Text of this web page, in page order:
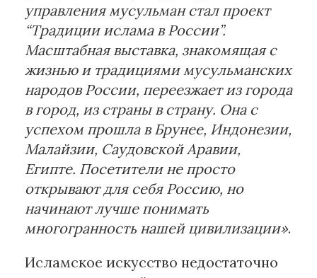
управления мусульман стал проект
“Традиции ислама в России”.
Масштабная выставка, знакомящая с
жизнью и традициями мусульманских
народов России, переезжает из города
в город, из страны в страну. Она с
успехом прошла в Брунее, Индонезии,
Малайзии, Саудовской Аравии,
Египте. Посетители не просто
открывают для себя Россию, но
начинают лучше понимать
многогранность нашей цивилизации».
Исламское искусство недостаточно